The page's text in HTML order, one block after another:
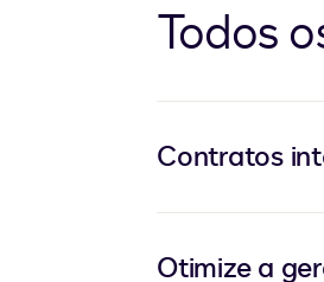
Todos
Contratos
Otimize a